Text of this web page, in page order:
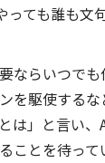
ても誰も文
ならいつでも
を駆使するな
は」と言い、
とを待って